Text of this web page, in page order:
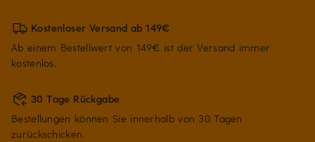
Kostenloser Versand ab 149€
Ab einem Bestellwert von 149€ ist der Versand immer
kostenlos.
30 Tage Rückgabe
Bestellungen können Sie innerhalb von 30 Tagen
zurückschicken.